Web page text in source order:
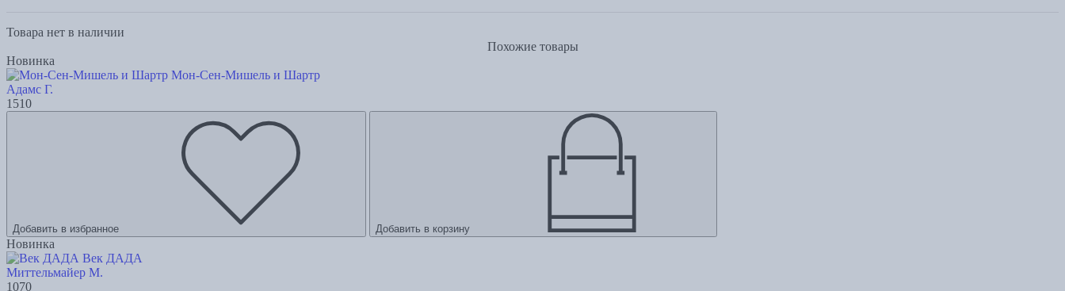
Товара нет в наличии
Похожие товары
Новинка
Мон-Сен-Мишель и Шартр
Адамс Г.
1510
Добавить в избранное Добавить в корзину
Новинка
Век ДАДА
Миттельмайер М.
1070